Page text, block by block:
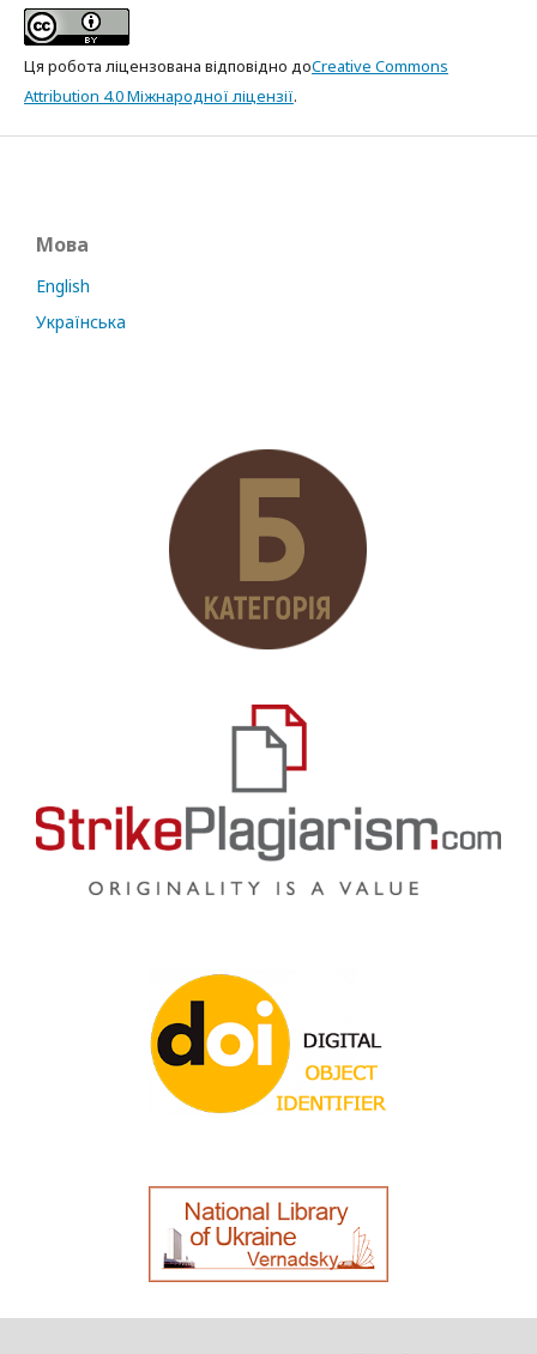
Ця робота ліцензована відповідно доCreative Commons
Attribution 4.0 Міжнародної ліцензії.
Мова
English
Українська